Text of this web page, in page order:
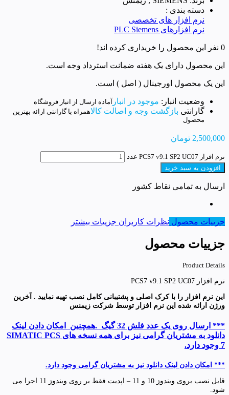
دسته بندی :
نرم افزار های تخصصی
نرم افزارهای PLC Siemens
0 نفر این محصول را خریداری کرده اند!
این محصول دارای یک هفته ضمانت استرداد وجه است.
این یک محصول اورجینال ( اصل ) است.
وضعیت انبار: موجود در انبار آماده ارسال از انبار فروشگاه
گارانتی بازگشت وجه و اصالت کالاهمراه با گارانتی ارائه بهترین
محصول
2,500,000 تومان
نرم افزار PCS7 v9.1 SP2 UC07 عدد
افزودن به سبد خرید
ارسال به تمامی نقاط کشور
جزییات محصول نظرات کاربران جزییات بیشتر
جزییات محصول
Product Details
نرم افزار PCS7 v9.1 SP2 UC07
این نرم افزار را با کرک اصلی و پشتیبانی کامل نصب تهیه نمایید . آخرین
ورژن ارائه شده این نرم افزار توسط شرکت زیمنس
*** ارسال روی یک عدد فلش 32 گیگ .همچنین امکان دادن لینک
دانلود به مشتریان گرامی نیز برای همه نسخه های SIMATIC PCS
7 وجود دارد.
*** امکان دادن لینک دانلود نیز به مشتریان گرامی وجود دارد.
قابل نصب بروی ویندوز 10 و 11 – اپدیت فقط بر روی ویندوز 11 اجرا می
شود.